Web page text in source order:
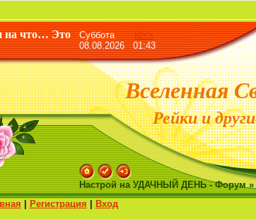
на что… Это
СубботаRSS
08.08.2026 01:43
Вселенная
Рейки и другие
Настрой на УДАЧНЫЙ ДЕНЬ - Форум »
Регистрация Вход